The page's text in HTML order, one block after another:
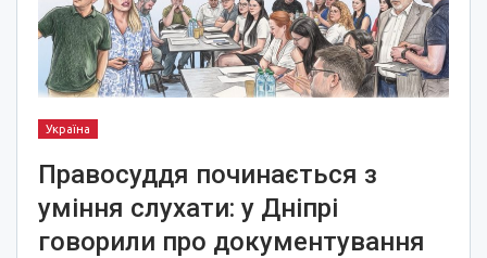
Україна
Правосуддя починається з
уміння слухати: у Дніпрі
говорили про документування